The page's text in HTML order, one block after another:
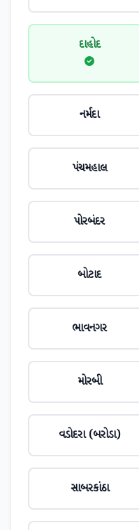
દાહોદ
નર્મદા
પંચમહાલ
પોરબંદર
બોટાદ
ભાવનગર
મોરબી
વડોદરા (બરોડા)
સાબરકાંઠા